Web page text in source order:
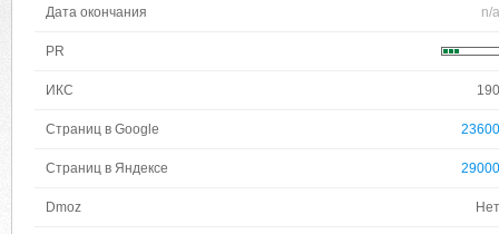
Дата окончания n/a
PR
ИКС 190
Страниц в Google 23600
Страниц в Яндексе 29000
Dmoz Нет